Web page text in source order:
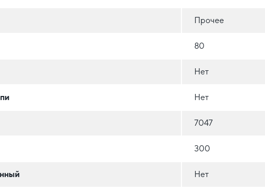
Прочее
80
Нет
Нет
7047
300
Нет